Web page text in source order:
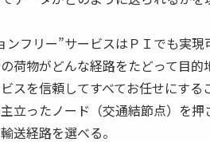
フリー”サービスはＰＩでも実現
荷物がどんな経路をたどって目
スを信頼してすべてお任せにする
立ったノード（交通結節点）を
送経路を選べる。